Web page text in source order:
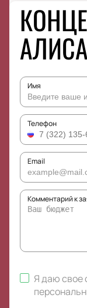
Имя
Телефон
Email
Комментарий к
Я даю свое